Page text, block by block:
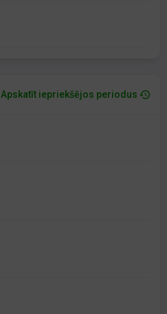
Apskatīt iepriekšējos periodus